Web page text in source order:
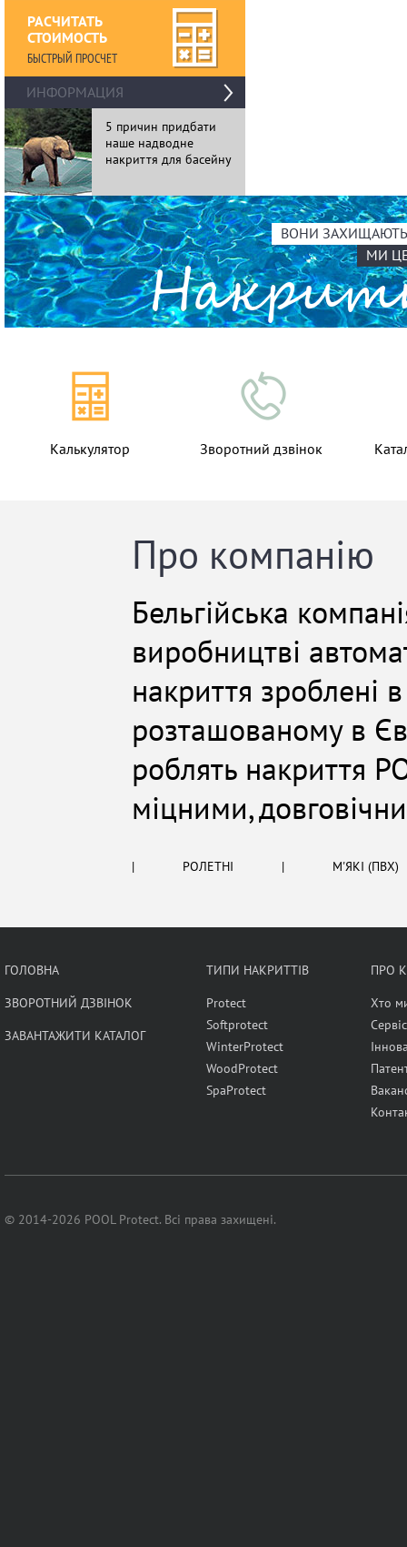
РАСЧИТАТЬ
СТОИМОСТЬ
БЫСТРЫЙ ПРОСЧЕТ
ИНФОРМАЦИЯ
5 причин придбати
наше надводне
накриття для басейну
ВОНИ
МИ
Калькулятор Зворотний дзвінок
Про компанію
Бельгійська
виробництві
накриття зроблені
розташованому в
роблять накриття
міцними,
| РОЛЕТНІ | М'ЯКІ (ПВХ)
ГОЛОВНА
ЗВОРОТНИЙ ДЗВІНОК
ЗАВАНТАЖИТИ КАТАЛОГ
ТИПИ НАКРИТТІВ
Protect
Softprotect
WinterProtect
WoodProtect
SpaProtect
ПРО
Хто
Сервіс
© 2014-2026 POOL Protect. Всі права захищені.